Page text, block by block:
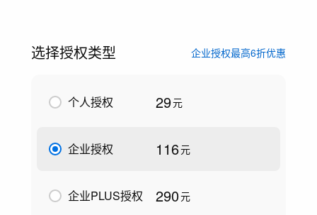
选择授权类型 企业授权最高6折优惠
个人授权 29元
企业授权 116元
企业PLUS授权 290元